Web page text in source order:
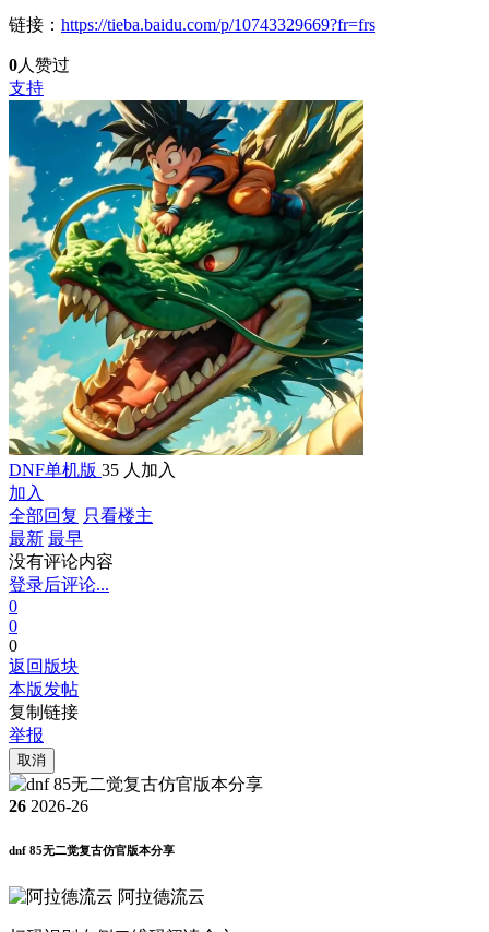
链接： https://tieba.baidu.com/p/10743329669?fr=frs
0人赞过
支持
DNF单机版 35 人加入
加入
全部回复 只看楼主
最新 最早
没有评论内容
登录后评论...
0
0
0
返回版块
本版发帖
复制链接
举报
取消
26 2026-26
dnf 85无二觉复古仿官版本分享
阿拉德流云